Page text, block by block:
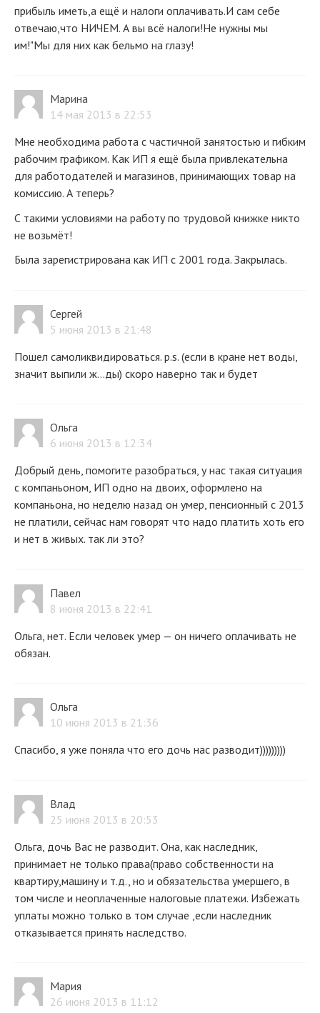
прибыль иметь,а ещё и налоги оплачивать.И сам себе
отвечаю,что НИЧЕМ. А вы всё налоги!Не нужны мы
им!"Мы для них как бельмо на глазу!
Марина
14 мая 2013 в 22:53
Мне необходима работа с частичной занятостью и гибким
рабочим графиком. Как ИП я ещё была привлекательна
для работодателей и магазинов, принимающих товар на
комиссию. А теперь?
С такими условиями на работу по трудовой книжке никто
не возьмёт!
Была зарегистрирована как ИП с 2001 года. Закрылась.
Сергей
5 июня 2013 в 21:48
Пошел самоликвидироваться. p.s. (если в кране нет воды,
значит выпили ж...ды) скоро наверно так и будет
Ольга
6 июня 2013 в 12:34
Добрый день, помогите разобраться, у нас такая ситуация
с компаньоном, ИП одно на двоих, оформлено на
компаньона, но неделю назад он умер, пенсионный с 2013
не платили, сейчас нам говорят что надо платить хоть его
и нет в живых. так ли это?
Павел
8 июня 2013 в 22:41
Ольга, нет. Если человек умер — он ничего оплачивать не
обязан.
Ольга
10 июня 2013 в 21:36
Спасибо, я уже поняла что его дочь нас разводит)))))))))
Влад
25 июня 2013 в 20:53
Ольга, дочь Вас не разводит. Она, как наследник,
принимает не только права(право собственности на
квартиру,машину и т.д., но и обязательства умершего, в
том числе и неоплаченные налоговые платежи. Избежать
уплаты можно только в том случае ,если наследник
отказывается принять наследство.
Мария
26 июня 2013 в 11:12